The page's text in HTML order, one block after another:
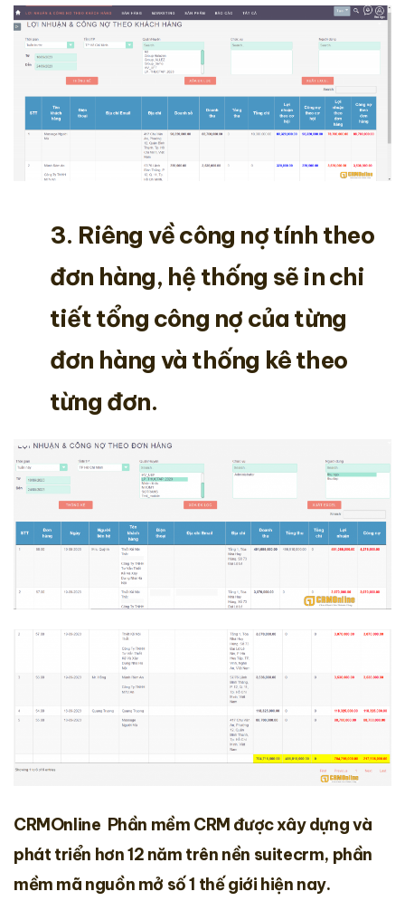
3. Riêng về công nợ tính theo
đơn hàng, hệ thống sẽ in chi
tiết tổng công nợ của từng
đơn hàng và thống kê theo
từng đơn.
CRMOnline Phần mềm CRM được xây dựng và
phát triển hơn 12 năm trên nền suitecrm, phần
mềm mã nguồn mở số 1 thế giới hiện nay.